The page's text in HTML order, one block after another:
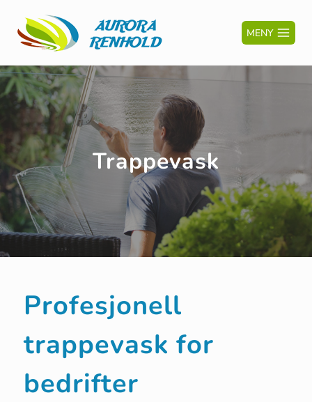
MENY
Trappevask
Profesjonell
trappevask for
bedrifter